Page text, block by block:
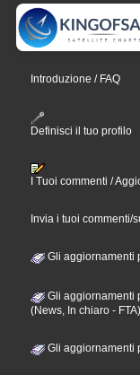
Introduzione / FAQ
Definisci il tuo profilo
I Tuoi commenti /
Invia i tuoi commenti/
Gli aggiornamenti
Gli aggiornamenti
(News, In chiaro - FTA)
Gli aggiornamenti